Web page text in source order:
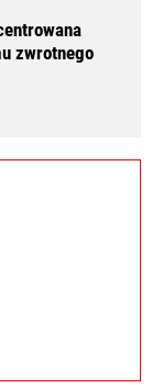
zwrotnego